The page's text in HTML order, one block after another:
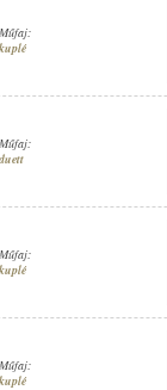
Műfaj:
kuplé
Műfaj:
duett
Műfaj:
kuplé
Műfaj:
kuplé